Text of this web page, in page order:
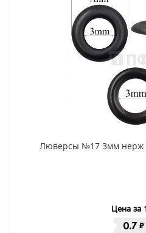
Люверсы №17 3мм нерж
Цена за
0.7 ₽